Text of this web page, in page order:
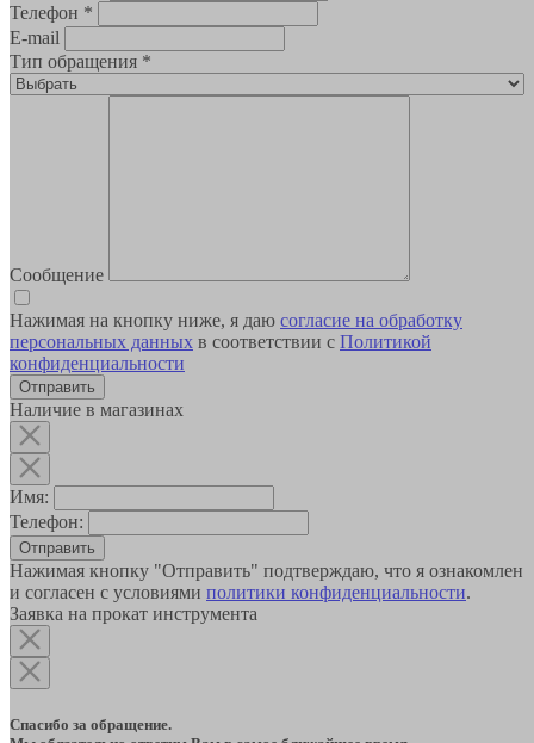
Телефон *
E-mail
Тип обращения *
Сообщение
Нажимая на кнопку ниже, я даю согласие на обработку
персональных данных в соответствии с Политикой
конфиденциальности
Наличие в магазинах
Имя:
Телефон:
Отправить
Нажимая кнопку "Отправить" подтверждаю, что я ознакомлен
и согласен с условиями политики конфиденциальности.
Заявка на прокат инструмента
Спасибо за обращение.